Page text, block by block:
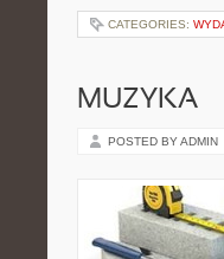
CATEGORIES:
MUZYKA
POSTED BY ADMIN